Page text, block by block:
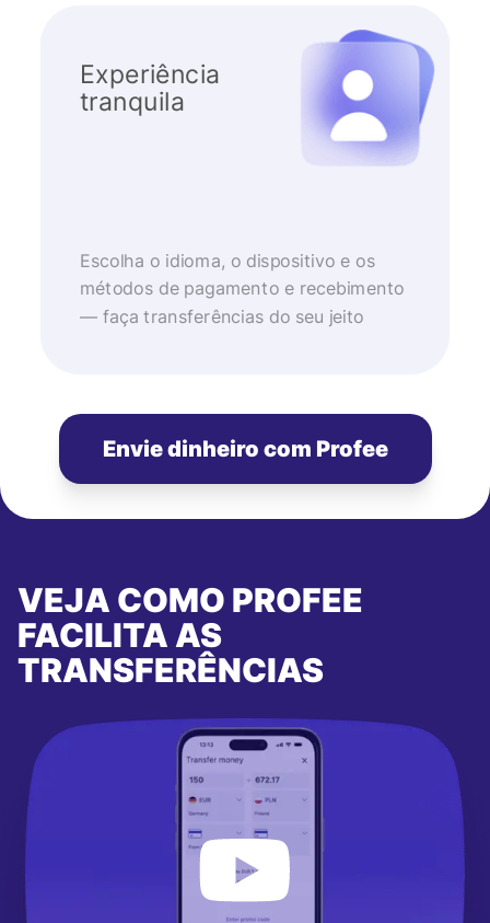
Experiência
tranquila
Escolha o idioma, o dispositivo e os
métodos de pagamento e recebimento
— faça transferências do seu jeito
Envie dinheiro com Profee
VEJA COMO PROFEE
FACILITA AS
TRANSFERÊNCIAS